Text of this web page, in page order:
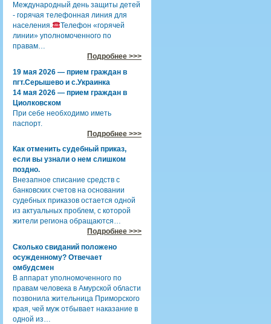
Международный день защиты детей
- горячая телефонная линия для
населения.
Телефон «горячей
линии» уполномоченного по
правам…
Подробнее >>>
19 мая 2026 — прием граждан в
пгт.Серышево и с.Украинка
14 мая 2026 — прием граждан в
Циолковском
При себе необходимо иметь
паспорт.
Подробнее >>>
Как отменить судебный приказ,
если вы узнали о нем слишком
поздно.
Внезапное списание средств с
банковских счетов на основании
судебных приказов остается одной
из актуальных проблем, с которой
жители региона обращаются…
Подробнее >>>
Сколько свиданий положено
осужденному? Отвечает
омбудсмен
В аппарат уполномоченного по
правам человека в Амурской области
позвонила жительница Приморского
края, чей муж отбывает наказание в
одной из…